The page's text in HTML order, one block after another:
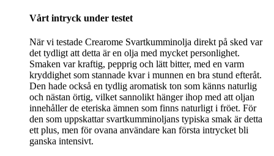
Vårt intryck under testet
När vi testade Crearome Svartkumminolja direkt på sked var
det tydligt att detta är en olja med mycket personlighet.
Smaken var kraftig, pepprig och lätt bitter, med en varm
kryddighet som stannade kvar i munnen en bra stund efteråt.
Den hade också en tydlig aromatisk ton som känns naturlig
och nästan örtig, vilket sannolikt hänger ihop med att oljan
innehåller de eteriska ämnen som finns naturligt i fröet. För
den som uppskattar svartkumminoljans typiska smak är detta
ett plus, men för ovana användare kan första intrycket bli
ganska intensivt.